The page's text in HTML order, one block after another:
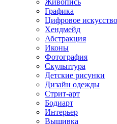
Живопись
Графика
Цифровое искусство
Хендмейд
Абстракция
Иконы
Фотография
Скульптура
Детские рисунки
Дизайн одежды
Стрит-арт
Бодиарт
Интерьер
Вышивка